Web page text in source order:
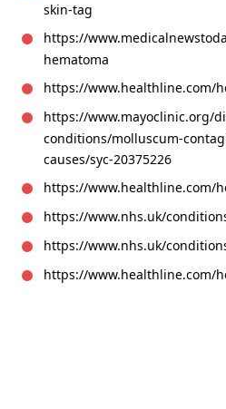
skin-tag
https://
hematoma
https://www.healthline.com/
https://www.mayoclinic.org/
conditions/molluscum-
causes/syc-20375226
https://www.healthline.com/
https://www.nhs.uk/
https://www.nhs.uk/
https://www.healthline.com/